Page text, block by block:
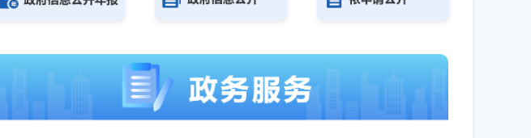
专家解读 | 吴璟：供给端精准施策 推动房地产高质量...
专家解读 | 吴璟：从“有房住”到“住好房”——“...